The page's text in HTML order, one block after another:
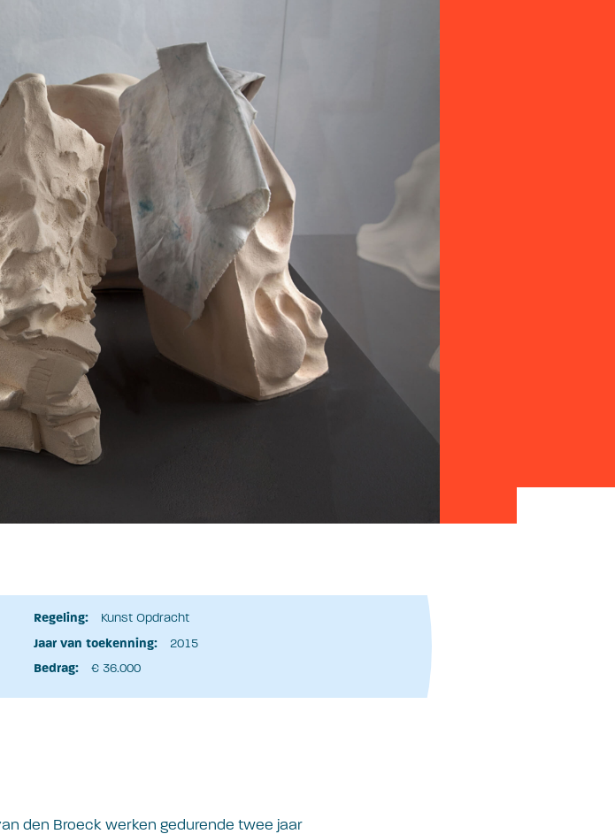
Regeling:
Kunst Opdracht
Jaar van toekenning:
2015
Bedrag:
€ 36.000
den Broeck werken gedurende twee jaar